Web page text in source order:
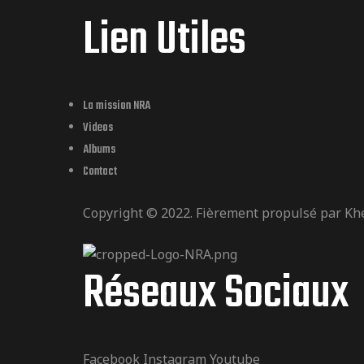
Lien Utiles
La mission NRA
Videos
Albums
Contact
Copyright © 2022. Fièrement propulsé par
Réseaux Sociaux
Facebook Instagram Youtube